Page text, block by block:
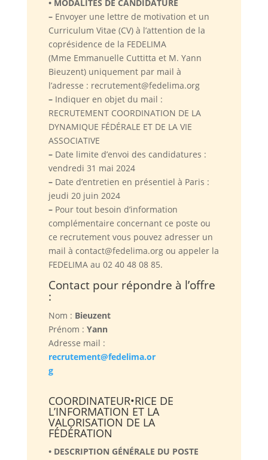
• MODALITÉS DE CANDIDATURE
–Envoyer une lettre de motivation et un
Curriculum Vitae (CV) à l’attention de la
coprésidence de la FEDELIMA
(Mme Emmanuelle Cuttitta et M. Yann
Bieuzent) uniquement par mail à
l’adresse : recrutement@fedelima.org
–Indiquer en objet du mail :
RECRUTEMENT COORDINATION DE LA
DYNAMIQUE FÉDÉRALE ET DE LA VIE
ASSOCIATIVE
–Date limite d’envoi des candidatures :
vendredi 31 mai 2024
–Date d’entretien en présentiel à Paris :
jeudi 20 juin 2024
–Pour tout besoin d’information
complémentaire concernant ce poste ou
ce recrutement vous pouvez adresser un
mail à contact@fedelima.org ou appeler la
FEDELIMA au 02 40 48 08 85.
Contact pour répondre à l’offre
:
Nom : Bieuzent
Prénom : Yann
Adresse mail :
recrutement@fedelima.or
g
COORDINATEUR•RICE DE
L’INFORMATION ET LA
VALORISATION DE LA
FÉDÉRATION
• DESCRIPTION GÉNÉRALE DU POSTE